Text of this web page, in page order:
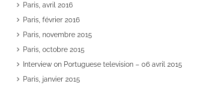
Paris, avril 2016
Paris, février 2016
Paris, novembre 2015
Paris, octobre 2015
Interview on Portuguese television – 06 avril 2015
Paris, janvier 2015